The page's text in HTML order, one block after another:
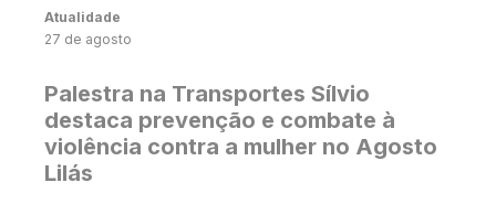
Atualidade
27 de agosto
Palestra na Transportes Sílvio
destaca prevenção e combate à
violência contra a mulher no Agosto
Lilás